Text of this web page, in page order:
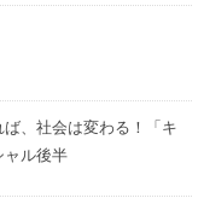
ば、社会は変わる！「キ
ャル後半